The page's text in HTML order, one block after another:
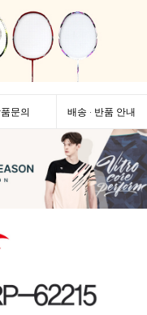
문의 배송 · 반품 안내